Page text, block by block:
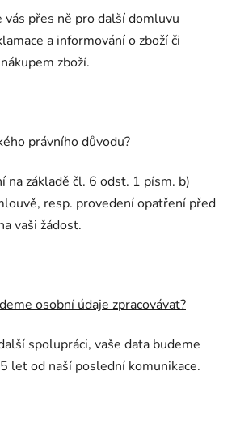
vás přes ně pro další domluvu
a informování o zboží či
zboží.
právního důvodu?
na základě čl. 6 odst. 1 písm. b)
resp. provedení opatření před
vaši žádost.
osobní údaje zpracovávat?
spolupráci, vaše data budeme
let od naší poslední komunikace.